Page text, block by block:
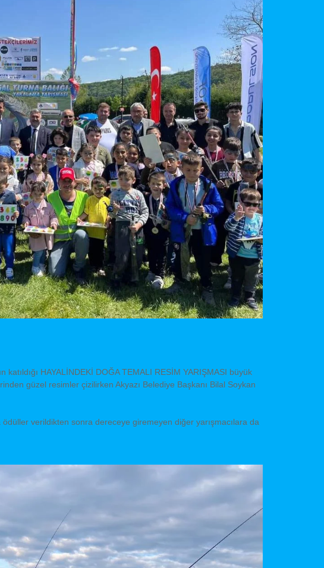
HAYALİNDEKİ DOĞA TEMALI RESİM YARIŞMASI büyük
güzel resimler çizilirken Akyazı Belediye Başkanı Bilal Soykan
verildikten sonra dereceye giremeyen diğer yarışmacılara da